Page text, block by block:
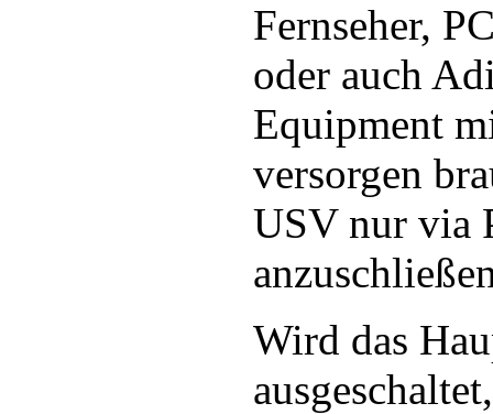
Fernseher,
oder auch
Equipment
versorgen
USV nur via
Wird das